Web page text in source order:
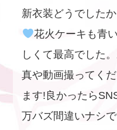
新衣装どうでした
花火ケーキも青
しくて最高でした
真や動画撮ってく
ます!良かったら
万バズ間違いナシ